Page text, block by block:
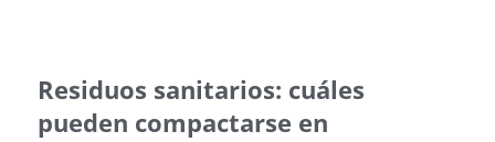
Residuos sanitarios: cuáles
pueden compactarse en